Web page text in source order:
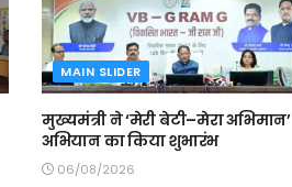
MAIN SLIDER
मुख्यमंत्री ने ‘मेरी बेटी–मेरा अभिमान’
अभियान का किया शुभारंभ
06/08/2026